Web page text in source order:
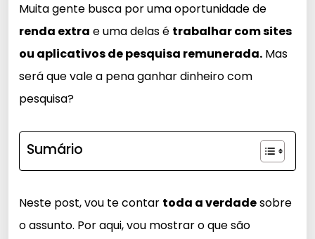
Muita gente busca por uma oportunidade de
renda extra e uma delas é trabalhar com sites
ou aplicativos de pesquisa remunerada. Mas
será que vale a pena ganhar dinheiro com
pesquisa?
Sumário
Neste post, vou te contar toda a verdadesobre
o assunto. Por aqui, vou mostrar o que são